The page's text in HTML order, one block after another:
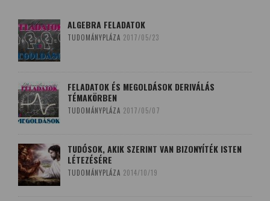
ALGEBRA FELADATOK
TUDOMÁNYPLÁZA 2017/05/23
FELADATOK ÉS MEGOLDÁSOK DERIVÁLÁS
TÉMAKÖRBEN
TUDOMÁNYPLÁZA 2017/05/07
TUDÓSOK, AKIK SZERINT VAN BIZONYÍTÉK ISTEN
LÉTEZÉSÉRE
TUDOMÁNYPLÁZA 2014/10/19